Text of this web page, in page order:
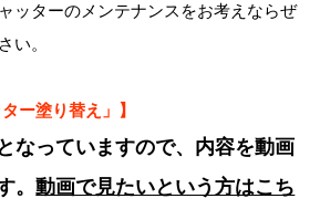
ッターのメンテナンスをお考えならぜ
い。
ー塗り替え」】
なっていますので、内容を動画
。動画で見たいという方はこち